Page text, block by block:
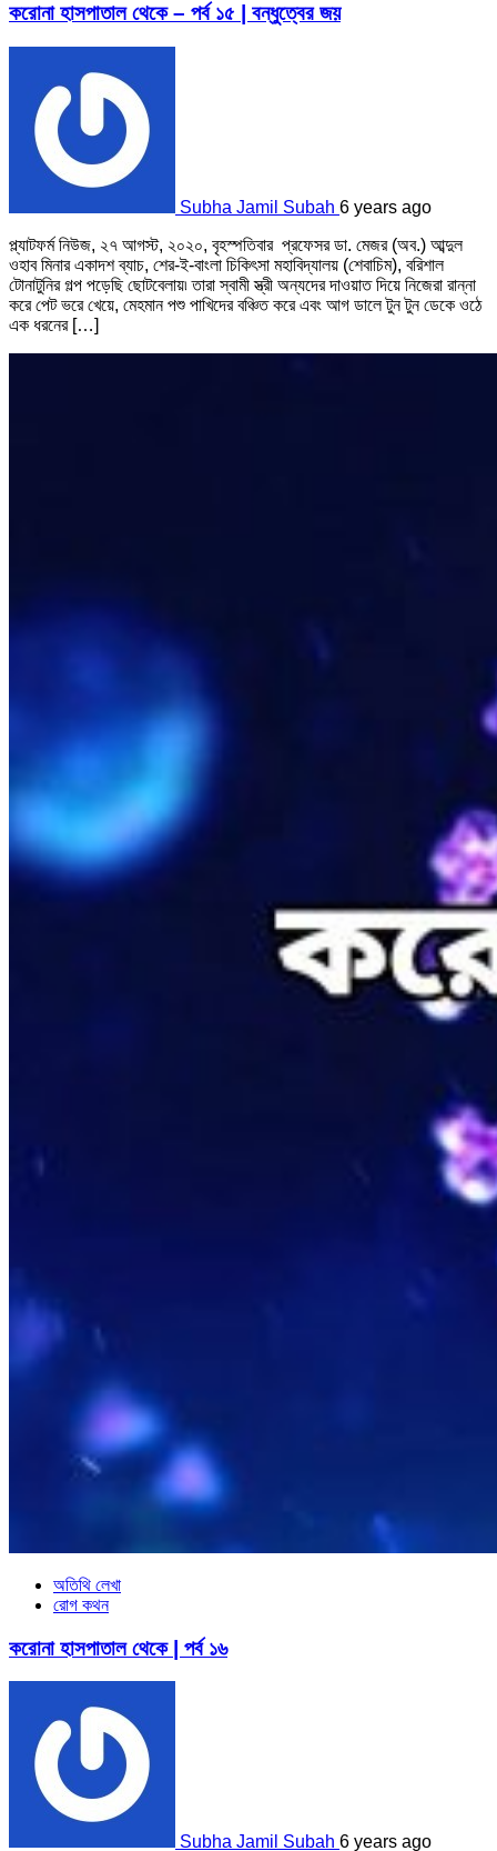
করোনা হাসপাতাল থেকে – পর্ব ১৫ | বন্ধুত্বের জয়
Subha Jamil Subah 6 years ago
প্ল্যাটফর্ম নিউজ, ২৭ আগস্ট, ২০২০, বৃহস্পতিবার প্রফেসর ডা. মেজর (অব.) আব্দুল
ওহাব মিনার একাদশ ব্যাচ, শের-ই-বাংলা চিকিৎসা মহাবিদ্যালয় (শেবাচিম), বরিশাল
টোনাটুনির গল্প পড়েছি ছোটবেলায়৷ তারা স্বামী স্ত্রী অন্যদের দাওয়াত দিয়ে নিজেরা রান্না
করে পেট ভরে খেয়ে, মেহমান পশু পাখিদের বঞ্চিত করে এবং আগ ডালে টুন টুন ডেকে ওঠে
এক ধরনের […]
অতিথি লেখা
রোগ কথন
করোনা হাসপাতাল থেকে | পর্ব ১৬
Subha Jamil Subah 6 years ago